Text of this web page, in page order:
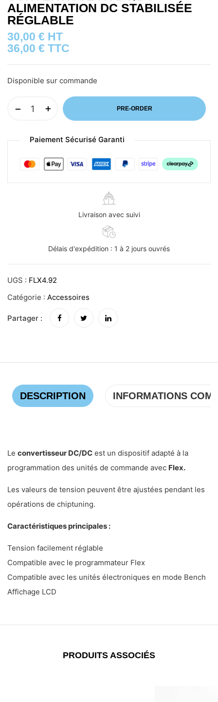
ALIMENTATION DC STABILISÉE
RÉGLABLE
30,00 € HT
36,00 € TTC
Disponible sur commande
PRE-ORDER
Paiement Sécurisé Garanti
Livraison avec suivi
Délais d'expédition : 1 à 2 jours ouvrés
UGS : FLX4.92
Catégorie : Accessoires
Partager :
DESCRIPTION INFORMATIONS
Le convertisseur DC/DC est un dispositif adapté à la
programmation des unités de commande avec Flex.
Les valeurs de tension peuvent être ajustées pendant les
opérations de chiptuning.
Caractéristiques principales :
Tension facilement réglable
Compatible avec le programmateur Flex
Compatible avec les unités électroniques en mode Bench
Affichage LCD
PRODUITS ASSOCIÉS